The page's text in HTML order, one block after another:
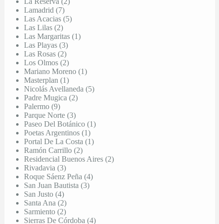
Lamadrid (7)
Las Acacias (5)
Las Lilas (2)
Las Margaritas (1)
Las Playas (3)
Las Rosas (2)
Los Olmos (2)
Mariano Moreno (1)
Masterplan (1)
Nicolás Avellaneda (5)
Padre Mugica (2)
Palermo (9)
Parque Norte (3)
Paseo Del Botánico (1)
Poetas Argentinos (1)
Portal De La Costa (1)
Ramón Carrillo (2)
Residencial Buenos Aires (2)
Rivadavia (3)
Roque Sáenz Peña (4)
San Juan Bautista (3)
San Justo (4)
Santa Ana (2)
Sarmiento (2)
Sierras De Córdoba (4)